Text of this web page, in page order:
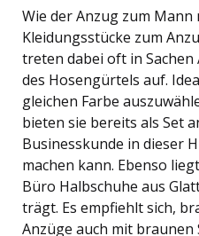
Wie der Anzug zum
Kleidungsstücke zum
treten dabei oft in Sachen
des Hosengürtels auf.
gleichen Farbe
bieten sie bereits als Set
Businesskunde in dieser
machen kann. Ebenso
Büro Halbschuhe aus
trägt. Es empfiehlt sich,
Anzüge auch mit braunen